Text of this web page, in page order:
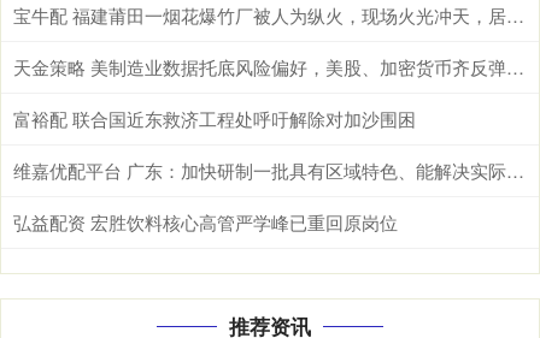
宝牛配 福建莆田一烟花爆竹厂被人为纵火，现场火光冲天，居民称听到多声巨响
天金策略 美制造业数据托底风险偏好，美股、加密货币齐反弹、美元续涨，金银企稳，原油重挫
富裕配 联合国近东救济工程处呼吁解除对加沙围困
维嘉优配平台 广东：加快研制一批具有区域特色、能解决实际问题的人工智能标准
弘益配资 宏胜饮料核心高管严学峰已重回原岗位
推荐资讯